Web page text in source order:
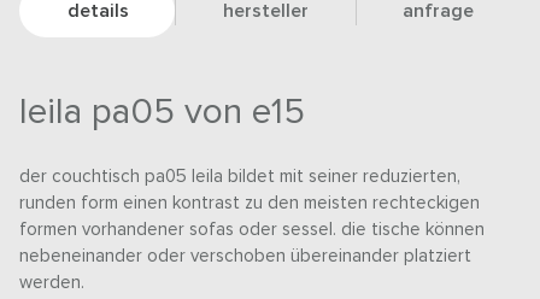
details hersteller anfrage
leila pa05 von e15
der couchtisch pa05 leila bildet mit seiner reduzierten,
runden form einen kontrast zu den meisten rechteckigen
formen vorhandener sofas oder sessel. die tische können
nebeneinander oder verschoben übereinander platziert
werden.